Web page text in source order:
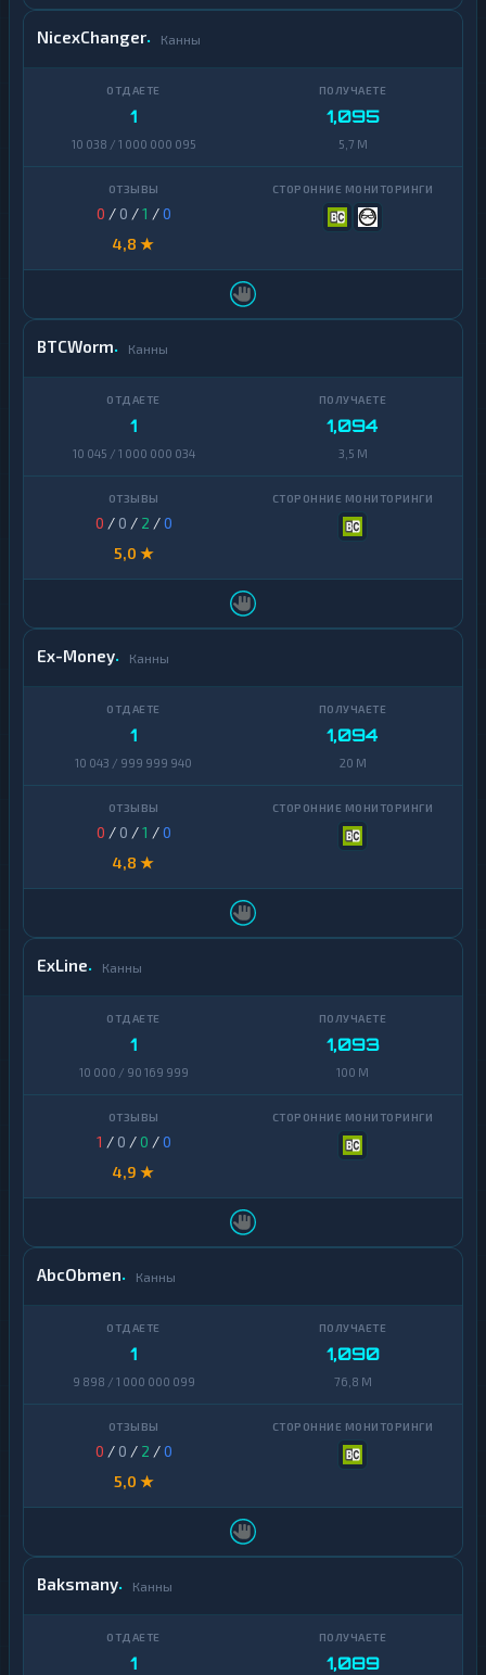
NicexChanger Канны
1
10 038 / 1 000 000 095
1,095
5,7 M
0 / 0 /1 /0
4,8 ★
BTCWorm Канны
1
10 045 / 1 000 000 034
1,094
3,5 M
0 / 0 / 2 /0
5,0 ★
Ex-Money Канны
1
10 043 / 999 999 940
1,094
20 M
0 / 0 /1 /0
4,8 ★
ExLine Канны
1
10 000 / 90 169 999
1,093
100 M
1 / 0 /0 /0
4,9 ★
AbcObmen Канны
1
9 898 / 1 000 000 099
1,090
76,8 M
0 / 0 / 2 /0
5,0 ★
Baksmany Канны
1 1,089